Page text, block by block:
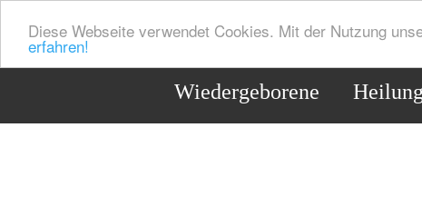
Diese Webseite verwendet Cookies. Mit der Nutzung
erfahren!
Wiedergeborene